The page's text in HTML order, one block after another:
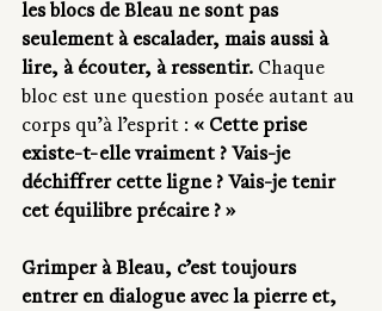
les blocs de Bleau ne sont pas
seulement à escalader, mais aussi à
lire, à écouter, à ressentir. Chaque
bloc est une question posée autant au
corps qu’à l’esprit : « Cette prise
existe-t-elle vraiment ? Vais-je
déchiffrer cette ligne ? Vais-je tenir
cet équilibre précaire ? »
Grimper à Bleau, c’est toujours
entrer en dialogue avec la pierre et,